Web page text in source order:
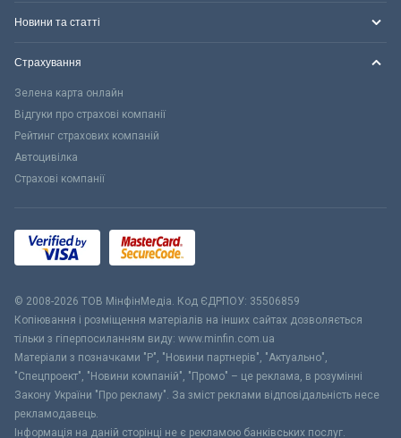
Новини та статті
Страхування
Зелена карта онлайн
Відгуки про страхові компанії
Рейтинг страхових компаній
Автоцивілка
Страхові компанії
© 2008-2026 ТОВ МiнфiнМедiа. Код ЄДРПОУ: 35506859
Копіювання і розміщення матеріалів на інших сайтах дозволяється
тільки з гіперпосиланням виду: www.minfin.com.ua
Матеріали з позначками "Р", "Новини партнерів", "Актуально",
"Спецпроект", "Новини компаній", "Промо" – це реклама, в розумінні
Закону України "Про рекламу". За зміст реклами відповідальність несе
рекламодавець.
Інформація на даній сторінці не є рекламою банківських послуг.